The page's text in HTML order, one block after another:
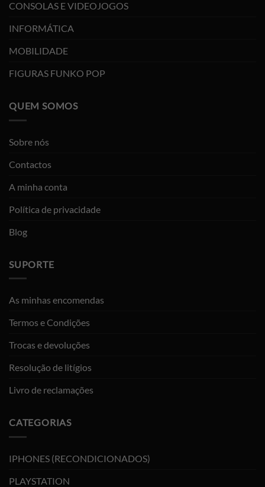
CONSOLAS E VIDEOJOGOS
INFORMÁTICA
MOBILIDADE
FIGURAS FUNKO POP
QUEM SOMOS
Sobre nós
Contactos
A minha conta
Política de privacidade
Blog
SUPORTE
As minhas encomendas
Termos e Condições
Trocas e devoluções
Resolução de litígios
Livro de reclamações
CATEGORIAS
IPHONES (RECONDICIONADOS)
PLAYSTATION